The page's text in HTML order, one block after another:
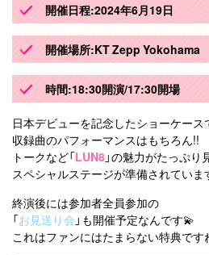
開催日程:2024年6月19日
開催場所:KT Zepp Yokohama
時間:18:30開演/17:30開場
日本デビューを記念したショーケース
収録曲のパフォーマンスはもちろん!!
トークなど「LUN8」の魅力がたっぷり
スペシャルステージが準備されていま
終演後には参加者全員参加の
「お見送り会 」も開催予定なんです💫
これはファンにはたまらない特典です